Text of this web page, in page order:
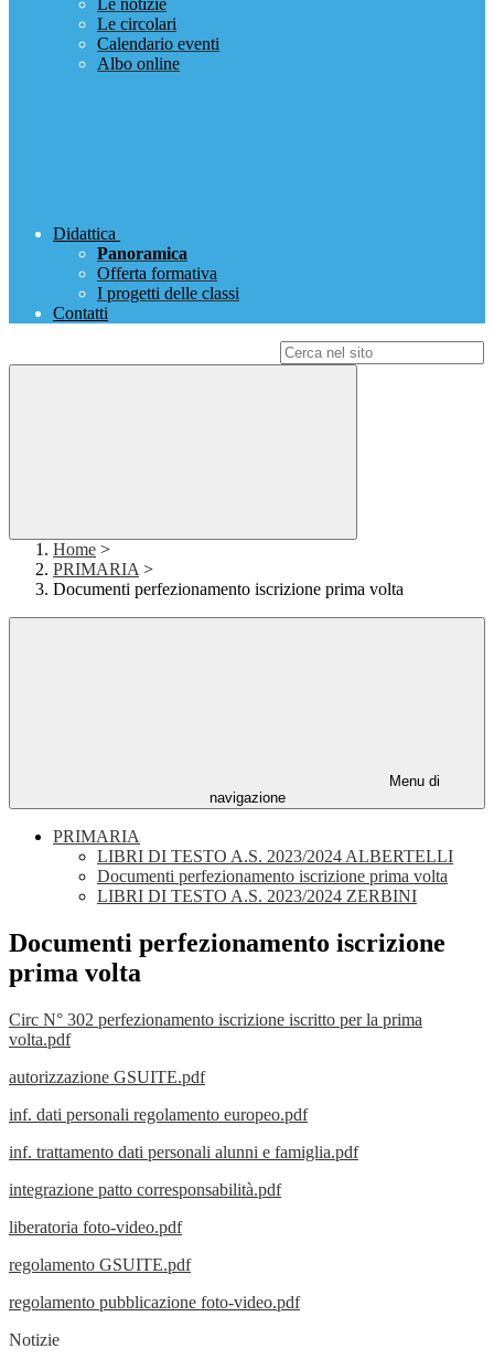
Le notizie
Le circolari
Calendario eventi
Albo online
Didattica
Panoramica
Offerta formativa
I progetti delle classi
Contatti
Home >
PRIMARIA >
Documenti perfezionamento iscrizione prima volta
Menu di
navigazione
PRIMARIA
LIBRI DI TESTO A.S. 2023/2024 ALBERTELLI
Documenti perfezionamento iscrizione prima volta
LIBRI DI TESTO A.S. 2023/2024 ZERBINI
Documenti perfezionamento iscrizione
prima volta
Circ N° 302 perfezionamento iscrizione iscritto per la prima
volta.pdf
autorizzazione GSUITE.pdf
inf. dati personali regolamento europeo.pdf
inf. trattamento dati personali alunni e famiglia.pdf
integrazione patto corresponsabilità.pdf
liberatoria foto-video.pdf
regolamento GSUITE.pdf
regolamento pubblicazione foto-video.pdf
Notizie